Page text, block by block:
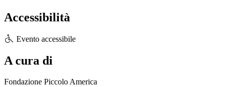
Accessibilità
Evento accessibile
A cura di
Fondazione Piccolo America